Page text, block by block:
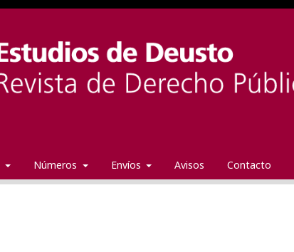
Números Envíos Avisos Contacto